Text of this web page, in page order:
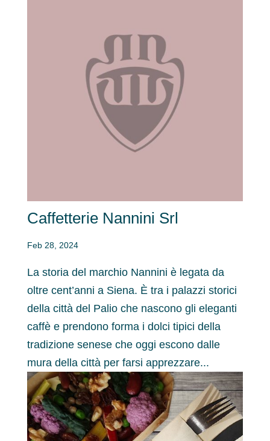
Caffetterie Nannini Srl
Feb 28, 2024
La storia del marchio Nannini è legata da
oltre cent’anni a Siena. È tra i palazzi storici
della città del Palio che nascono gli eleganti
caffè e prendono forma i dolci tipici della
tradizione senese che oggi escono dalle
mura della città per farsi apprezzare...